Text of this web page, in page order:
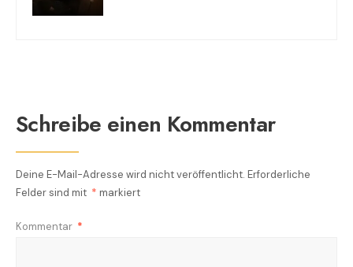
Schreibe einen Kommentar
Deine E-Mail-Adresse wird nicht veröffentlicht. Erforderliche
Felder sind mit * markiert
Kommentar *